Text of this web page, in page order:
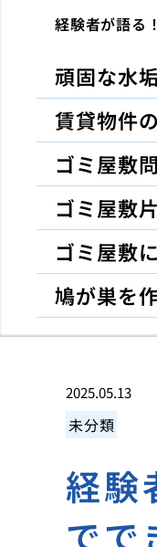
経験者が語る
頑固な水
賃貸物件
ゴミ屋敷
ゴミ屋敷
ゴミ屋敷
鳩が巣を
2025.05.13
未分類
経験
でで